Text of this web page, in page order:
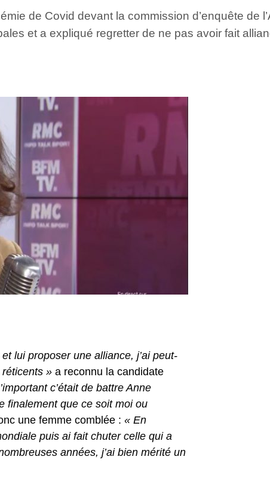
de Covid devant la commission d’enquête de
et a expliqué regretter de ne pas avoir fait
lui proposer une alliance, j’ai peut-
» a reconnu la candidate
c’était de battre Anne
finalement que ce soit moi ou
une femme comblée : « En
puis ai fait chuter celle qui a
années, j’ai bien mérité un